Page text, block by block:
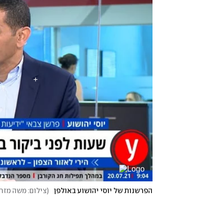
הפרשנות של יוסי יהושוע באולפן (צילום: משה